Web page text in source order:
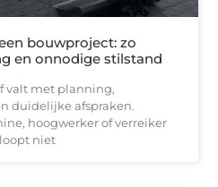
bouwproject: zo
en onnodige stilstand
valt met planning,
duidelijke afspraken.
hoogwerker of verreiker
niet